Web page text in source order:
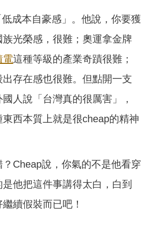
成本自豪感」。他說，你要獲
光榮感，很難；奧運拿金牌
電這種等級的產業奇蹟很難；
存在感也很難。但點開一支
人說「台灣真的很厲害」，
西本質上就是很cheap的精神
Cheap說，你氣的不是他看穿
他把這件事講得太白，白到
續假裝而已吧！